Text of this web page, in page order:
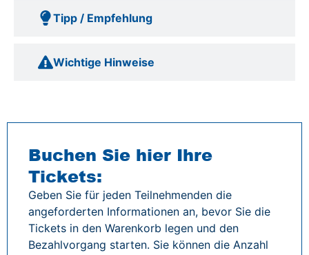
Tipp / Empfehlung
Wichtige Hinweise
Buchen Sie hier Ihre
Tickets:
Geben Sie für jeden Teilnehmenden die
angeforderten Informationen an, bevor Sie die
Tickets in den Warenkorb legen und den
Bezahlvorgang starten. Sie können die Anzahl